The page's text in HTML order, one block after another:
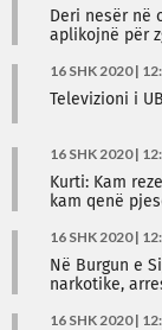
Deri nesër në
aplikojnë për
16 SHK 2020 |
Televizioni i
16 SHK 2020 |
Kurti: Kam
kam qenë
16 SHK 2020 |
Në Burgun e
narkotike,
16 SHK 2020 |